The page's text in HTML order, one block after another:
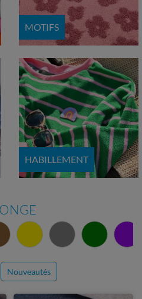
MOTIFS
HABILLEMENT
Nouveautés